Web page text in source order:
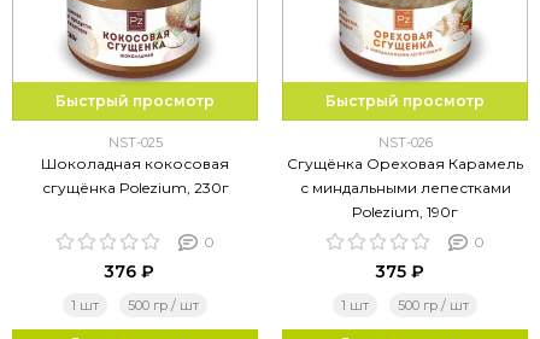
Быстрый просмотр
NST-025
Шоколадная кокосовая
сгущёнка Polezium, 230г
0
376 ₽
1 шт 500 гр / шт
Быстрый просмотр
NST-026
Сгущёнка Ореховая Карамель
с миндальными лепестками
Polezium, 190г
0
375 ₽
1 шт 500 гр / шт